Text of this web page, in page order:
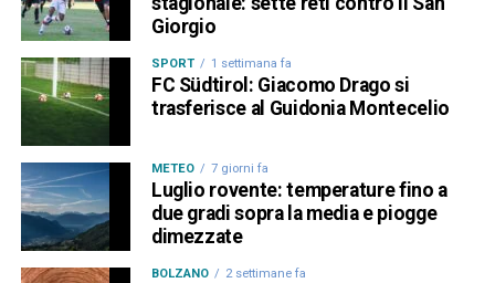
Giorgio
SPORT 1 settimana fa
FC Südtirol: Giacomo Drago si
trasferisce al Guidonia Montecelio
METEO 7 giorni fa
Luglio rovente: temperature fino a
due gradi sopra la media e piogge
dimezzate
BOLZANO 2 settimane fa